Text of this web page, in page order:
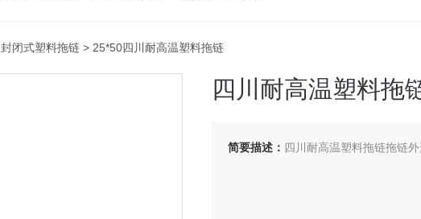
封闭式塑料拖链 > 25*50四川耐高温塑料拖链
四川耐高温塑料拖
简要描述： 四川耐高温塑料拖链拖链